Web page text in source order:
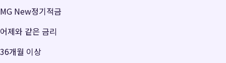
MG New정기적금
어제와 같은 금리
36개월 이상